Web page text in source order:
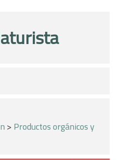
> Productos orgánicos y